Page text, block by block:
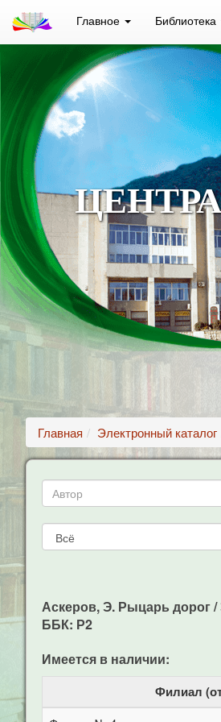
Главное Библиотека
Главная Электронный каталог
Аскеров, Э. Рыцарь дорог /
ББК: Р2
Имеется в наличии:
Филиал